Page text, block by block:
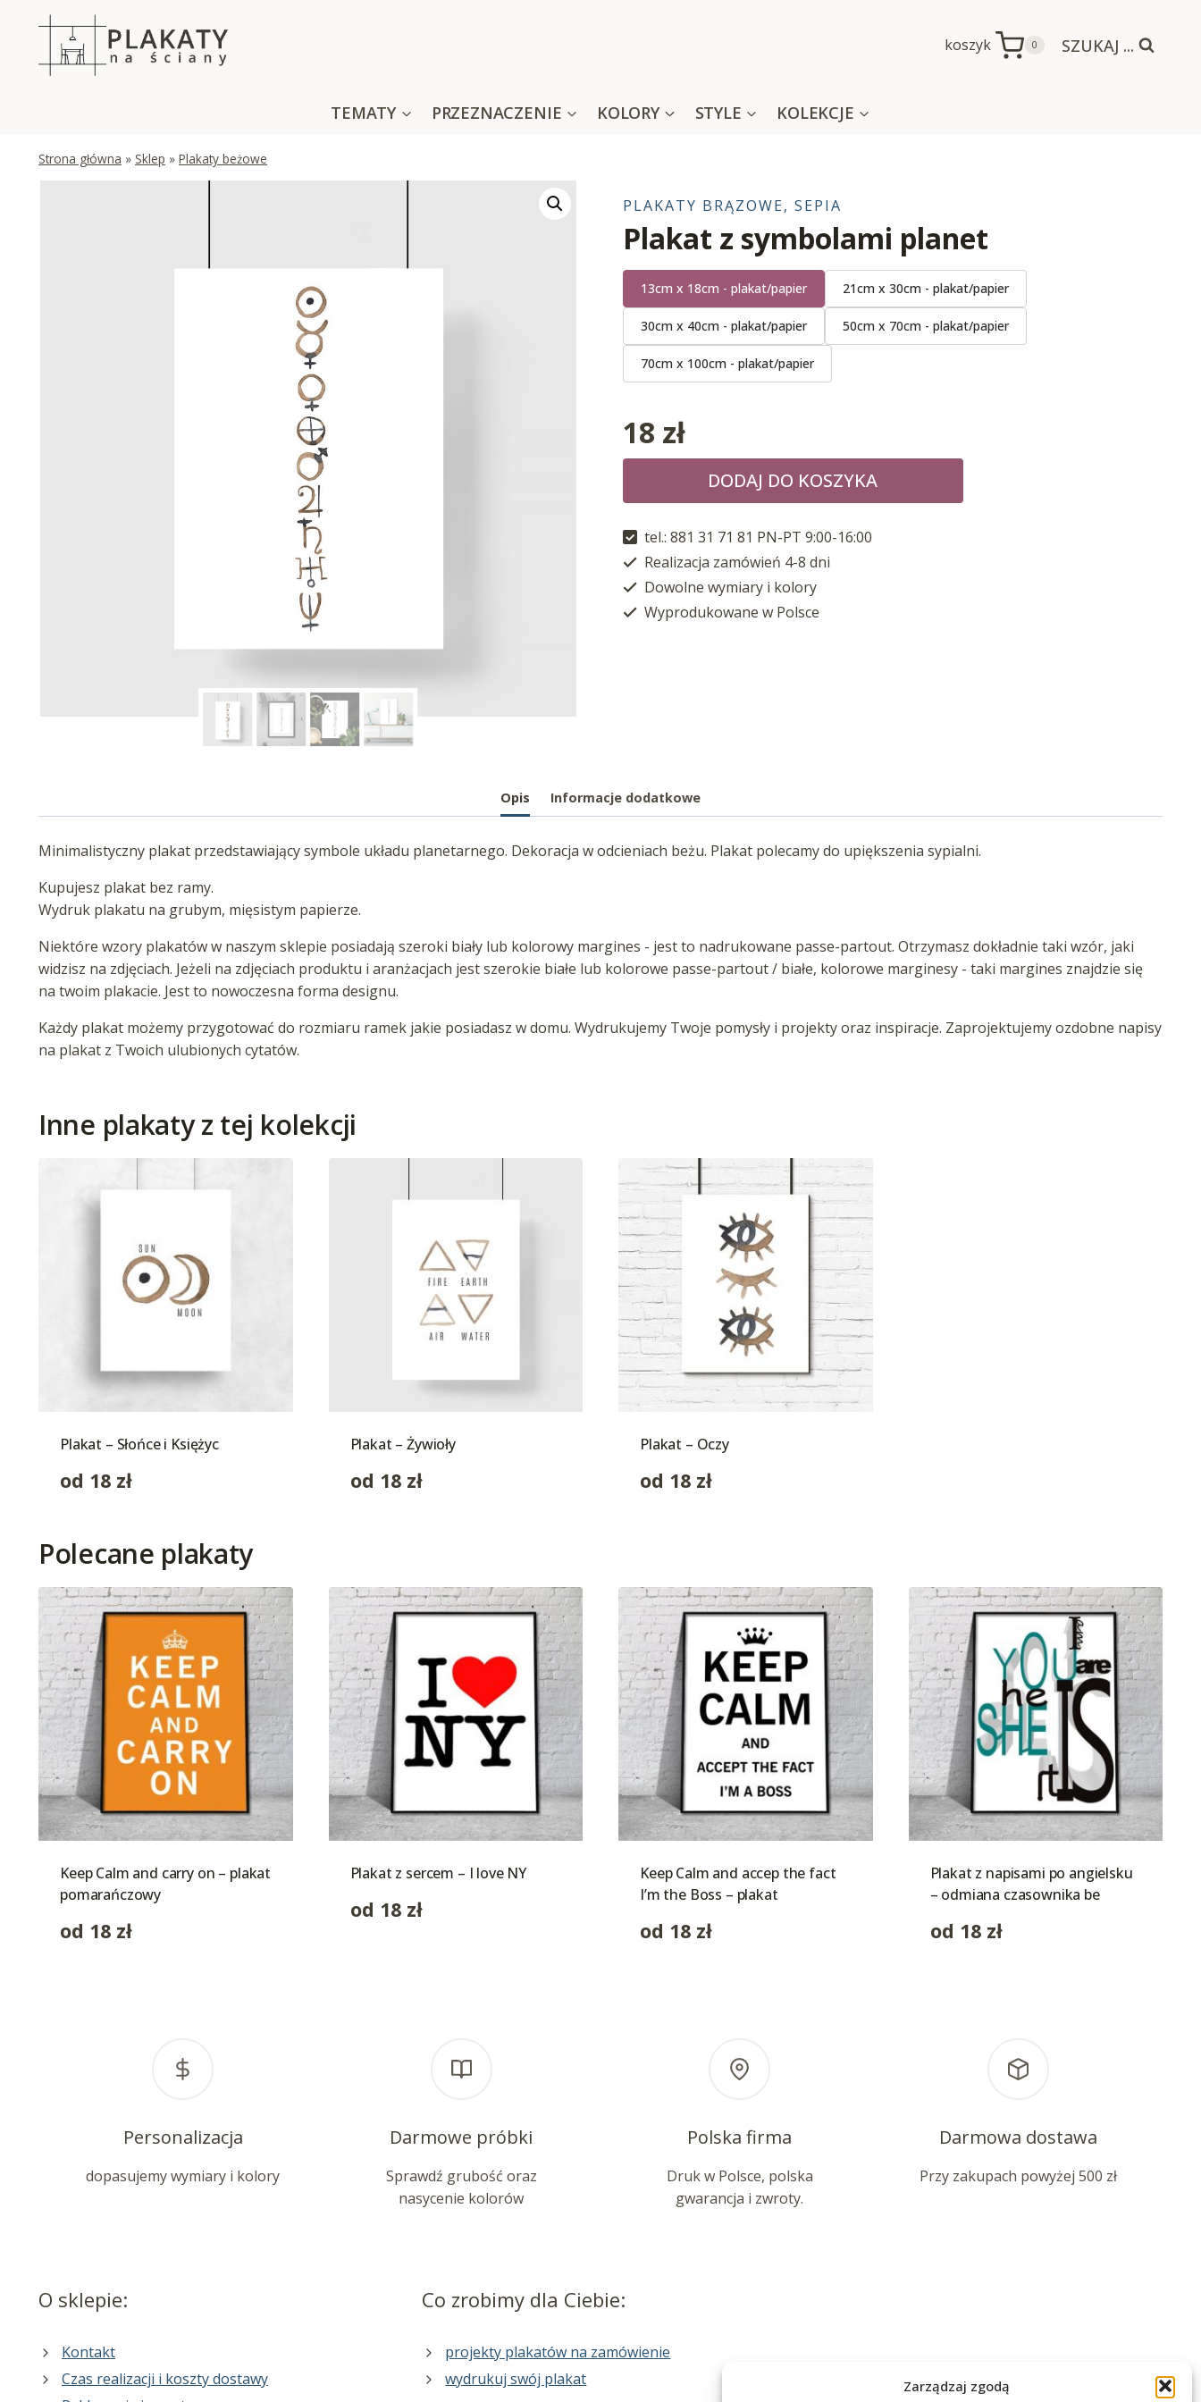
Zarządzaj zgodą
koszyk 0 SZUKAJ ...
TEMATY PRZEZNACZENIE KOLORY STYLE KOLEKCJE
Strona główna » Sklep » Plakaty beżowe
PLAKATY BRĄZOWE, SEPIA
Plakat z symbolami planet
13cm x 18cm - plakat/papier 21cm x 30cm - plakat/papier
30cm x 40cm - plakat/papier 50cm x 70cm - plakat/papier
70cm x 100cm - plakat/papier
18 zł
DODAJ DO KOSZYKA
tel.: 881 31 71 81 PN-PT 9:00-16:00
Realizacja zamówień 4-8 dni
Dowolne wymiary i kolory
Wyprodukowane w Polsce
Opis Informacje dodatkowe
Minimalistyczny plakat przedstawiający symbole układu planetarnego. Dekoracja w odcieniach beżu. Plakat polecamy do upiększenia sypialni.
Kupujesz plakat bez ramy.
Wydruk plakatu na grubym, mięsistym papierze.
Niektóre wzory plakatów w naszym sklepie posiadają szeroki biały lub kolorowy margines - jest to nadrukowane passe-partout. Otrzymasz dokładnie taki wzór, jaki
widzisz na zdjęciach. Jeżeli na zdjęciach produktu i aranżacjach jest szerokie białe lub kolorowe passe-partout / białe, kolorowe marginesy - taki margines znajdzie się
na twoim plakacie. Jest to nowoczesna forma designu.
Każdy plakat możemy przygotować do rozmiaru ramek jakie posiadasz w domu. Wydrukujemy Twoje pomysły i projekty oraz inspiracje. Zaprojektujemy ozdobne napisy
na plakat z Twoich ulubionych cytatów.
Inne plakaty z tej kolekcji
Plakat – Słońce i Księżyc
od 18 zł
Plakat – Żywioły
od 18 zł
Plakat – Oczy
od 18 zł
Polecane plakaty
Keep Calm and carry on – plakat
pomarańczowy
od 18 zł
Plakat z sercem – I love NY
od 18 zł
Keep Calm and accep the fact
I’m the Boss – plakat
od 18 zł
Plakat z napisami po angielsku
– odmiana czasownika be
od 18 zł
Personalizacja
dopasujemy wymiary i kolory
Darmowe próbki
Sprawdź grubość oraz
nasycenie kolorów
Polska firma
Druk w Polsce, polska
gwarancja i zwroty.
Darmowa dostawa
Przy zakupach powyżej 500 zł
O sklepie:
Kontakt
Czas realizacji i koszty dostawy
Co zrobimy dla Ciebie:
projekty plakatów na zamówienie
wydrukuj swój plakat